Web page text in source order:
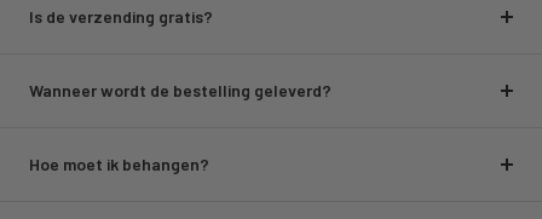
Is de verzending gratis?
Wanneer wordt de bestelling geleverd?
Hoe moet ik behangen?